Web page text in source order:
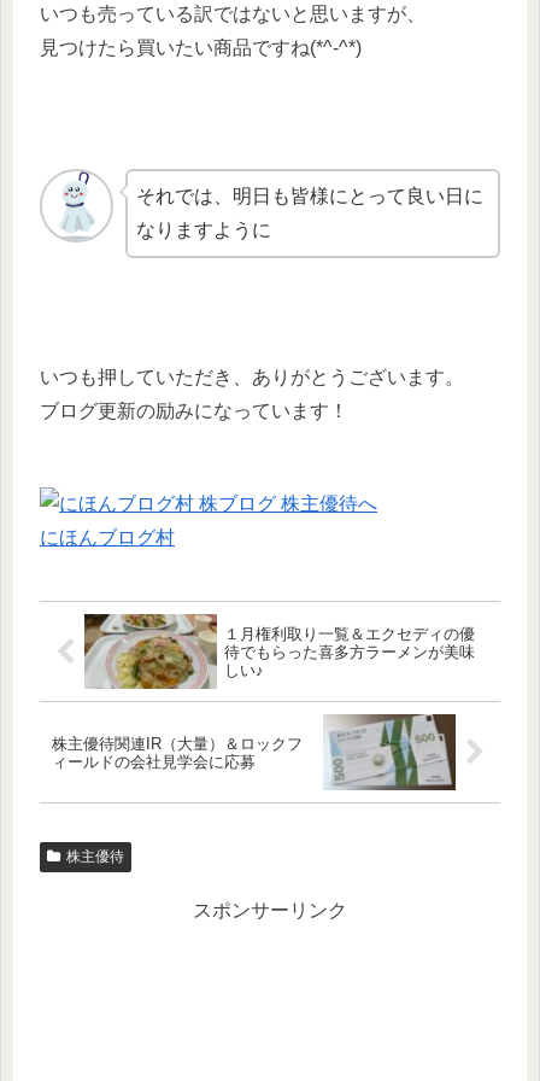
いつも売っている訳ではないと思いますが、
見つけたら買いたい商品ですね(*^-^*)
それでは、明日も皆様にとって良い日に
なりますように
いつも押していただき、ありがとうございます。
ブログ更新の励みになっています！
にほんブログ村
１月権利取り一覧＆エクセディの優
待でもらった喜多方ラーメンが美味
しい♪
株主優待関連IR（大量）＆ロックフ
ィールドの会社見学会に応募
株主優待
スポンサーリンク